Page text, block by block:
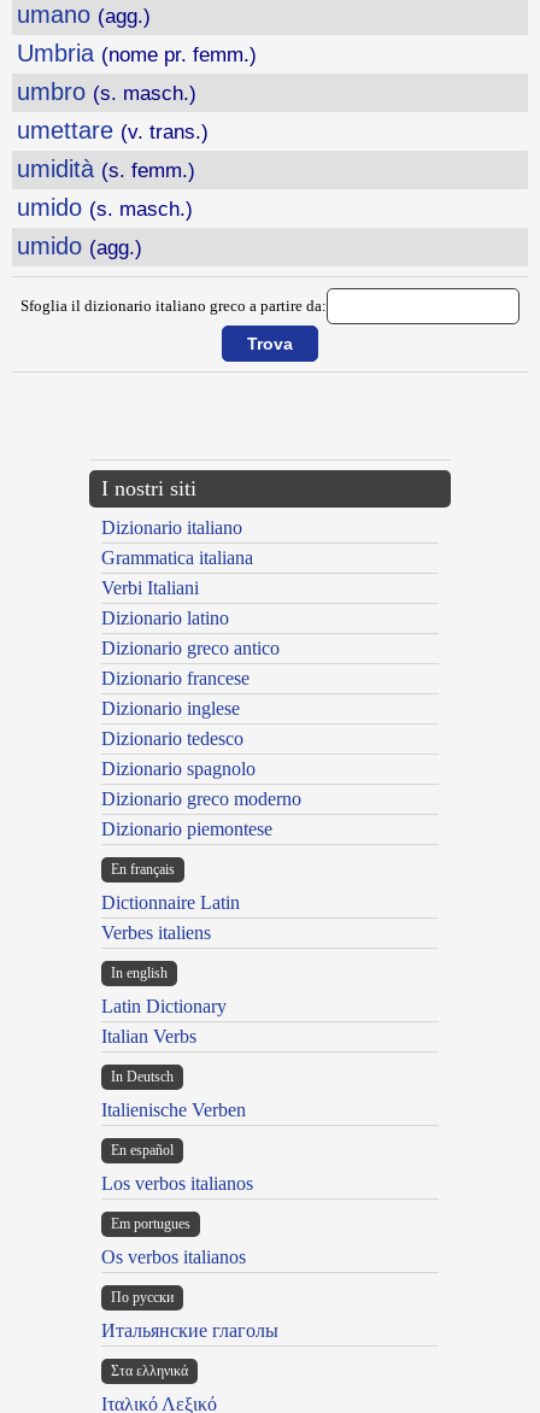
umano (agg.)
Umbria (nome pr. femm.)
umbro (s. masch.)
umettare (v. trans.)
umidità (s. femm.)
umido (s. masch.)
umido (agg.)
Sfoglia il dizionario italiano greco a partire da:
I nostri siti
Dizionario italiano
Grammatica italiana
Verbi Italiani
Dizionario latino
Dizionario greco antico
Dizionario francese
Dizionario inglese
Dizionario tedesco
Dizionario spagnolo
Dizionario greco moderno
Dizionario piemontese
En français
Dictionnaire Latin
Verbes italiens
In english
Latin Dictionary
Italian Verbs
In Deutsch
Italienische Verben
En español
Los verbos italianos
Em portugues
Os verbos italianos
По русски
Итальянские глаголы
Στα ελληνικά
Ιταλικό Λεξικό